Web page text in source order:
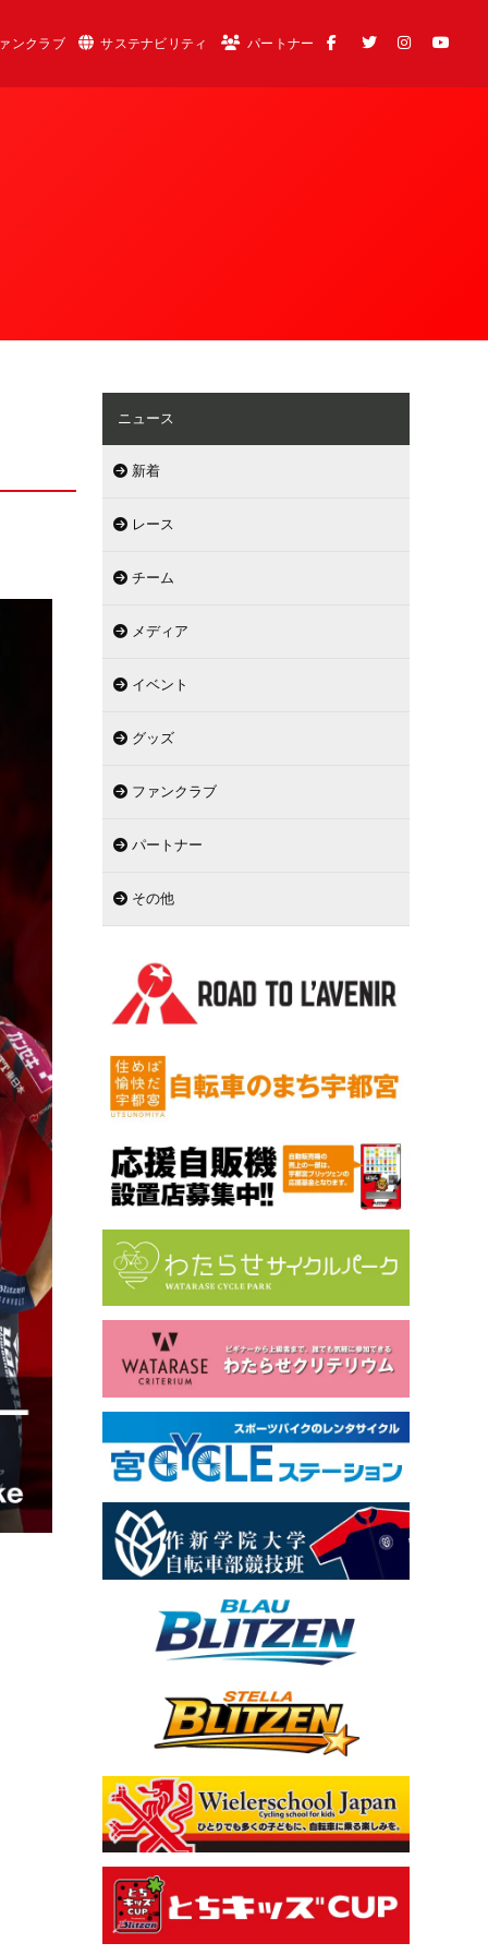
ンクラブ サステナビリティ パートナー
ニュース
新着
レース
チーム
メディア
イベント
グッズ
ファンクラブ
パートナー
その他